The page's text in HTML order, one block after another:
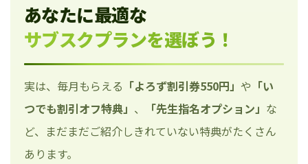
あなたに最適な
サブスクプランを選ぼう！
実は、毎月もらえる 「よろず割引券550円」 や 「い
つでも割引オフ特典」 、 「先生指名オプション」 な
ど、まだまだご紹介しきれていない特典がたくさん
あります。